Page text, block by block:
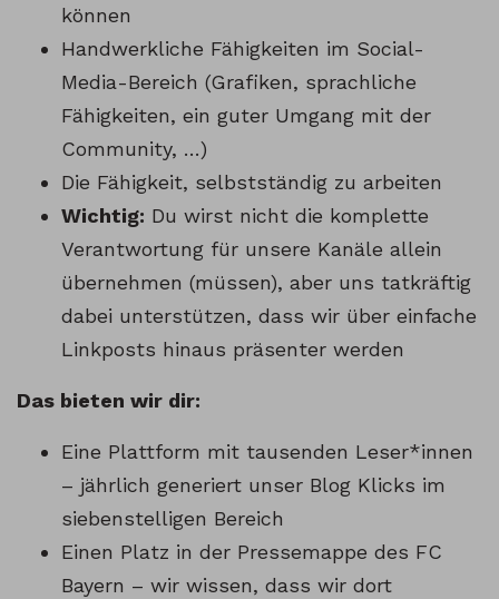
können
Handwerkliche Fähigkeiten im Social-
Media-Bereich (Grafiken, sprachliche
Fähigkeiten, ein guter Umgang mit der
Community, …)
Die Fähigkeit, selbstständig zu arbeiten
Wichtig: Du wirst nicht die komplette
Verantwortung für unsere Kanäle allein
übernehmen (müssen), aber uns tatkräftig
dabei unterstützen, dass wir über einfache
Linkposts hinaus präsenter werden
Das bieten wir dir:
Eine Plattform mit tausenden Leser*innen
– jährlich generiert unser Blog Klicks im
siebenstelligen Bereich
Einen Platz in der Pressemappe des FC
Bayern – wir wissen, dass wir dort